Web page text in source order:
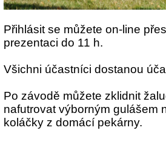
Přihlásit se můžete on-line přes
prezentaci do 11 h.
Všichni účastníci dostanou
Po závodě můžete zklidnit
nafutrovat výborným gulášem
koláčky z domácí pekárny.